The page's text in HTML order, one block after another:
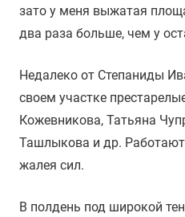
зато у меня выжатая
два раза больше, чем у
Недалеко от Степаниды
своем участке
Кожевникова, Татьяна
Ташлыкова и др. Работают
жалея сил.
В полдень под широкой